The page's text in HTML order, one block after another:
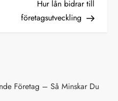
Post
Hur lån bidrar till
företagsutveckling
Företag – Så Minskar Du